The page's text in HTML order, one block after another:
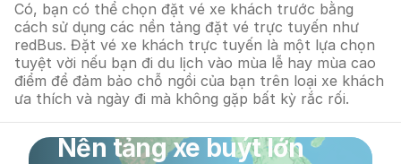
Có, bạn có thể chọn đặt vé xe khách trước bằng
cách sử dụng các nền tảng đặt vé trực tuyến như
redBus. Đặt vé xe khách trực tuyến là một lựa chọn
tuyệt vời nếu bạn đi du lịch vào mùa lễ hay mùa cao
điểm để đảm bảo chỗ ngồi của bạn trên loại xe khách
ưa thích và ngày đi mà không gặp bất kỳ rắc rối.
Nền tảng xe buýt lớn